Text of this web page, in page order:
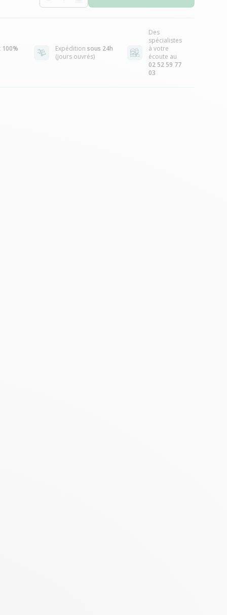
100%
Expédition sous 24h
(jours ouvrés)
Des
spécialistes
à votre
écoute au
02 52 59 77
03